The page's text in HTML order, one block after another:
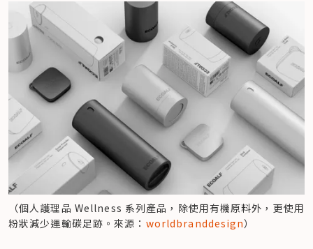
（個人護理品 Wellness 系列產品，除使用有機原料外，更使用
粉狀減少運輸碳足跡。來源： worldbranddesign）